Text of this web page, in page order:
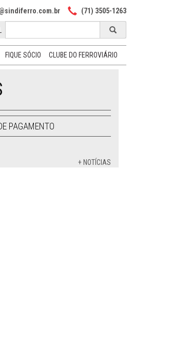
(71) 3505-1263
FIQUE SÓCIO CLUBE DO FERROVIÁRIO
PAGAMENTO
+ NOTÍCIAS